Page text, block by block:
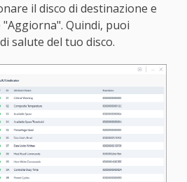
il disco di destinazione e
Quindi, puoi
salute del tuo disco.